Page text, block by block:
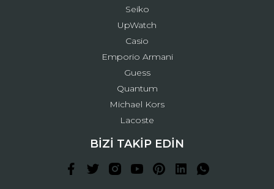
Seiko
UpWatch
Casio
Emporio Armani
Guess
Quantum
Michael Kors
Lacoste
BİZİ TAKİP EDİN